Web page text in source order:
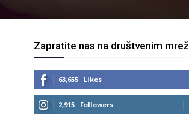
Zapratite nas na društvenim
63,655 Likes
2,915 Followers